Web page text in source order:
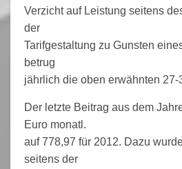
Verzicht auf Leistung seitens
der
Tarifgestaltung zu Gunsten
betrug
jährlich die oben erwähnten
Der letzte Beitrag aus dem
Euro monatl.
auf 778,97 für 2012. Dazu
seitens der